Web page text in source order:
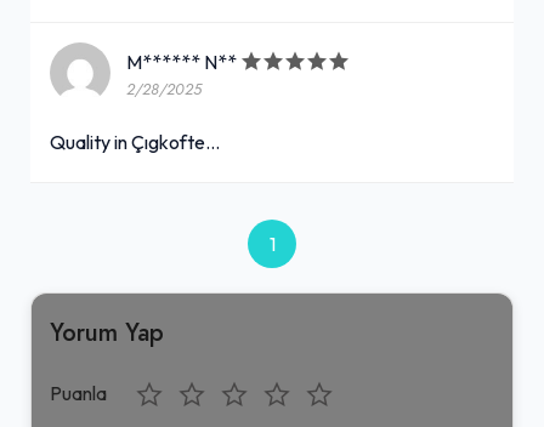
M****** N**
2/28/2025
Quality in Çıgkofte...
1
Yorum Yap
Puanla